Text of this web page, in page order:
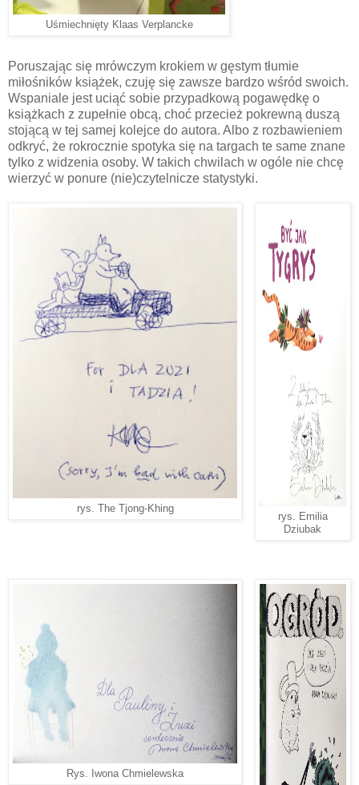
Uśmiechnięty Klaas Verplancke
Poruszając się mrówczym krokiem w gęstym tłumie
miłośników książek, czuję się zawsze bardzo wśród swoich.
Wspaniale jest uciąć sobie przypadkową pogawędkę o
książkach z zupełnie obcą, choć przecież pokrewną duszą
stojącą w tej samej kolejce do autora. Albo z rozbawieniem
odkryć, że rokrocznie spotyka się na targach te same znane
tylko z widzenia osoby. W takich chwilach w ogóle nie chcę
wierzyć w ponure (nie)czytelnicze statystyki.
rys. The Tjong-Khing
rys. Emilia
Dziubak
Rys. Iwona Chmielewska